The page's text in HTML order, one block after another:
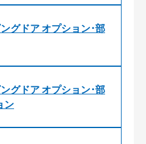
グドア オプション･部
グドア オプション･部
ン